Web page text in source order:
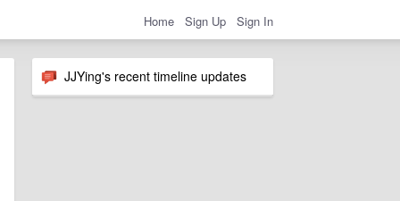
Home Sign Up Sign In
JJYing's recent timeline updates